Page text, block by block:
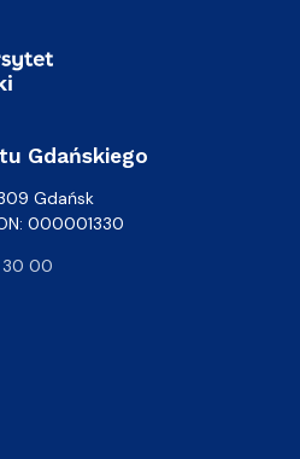
Gdańskiego
Gdańsk
000001330
30 00